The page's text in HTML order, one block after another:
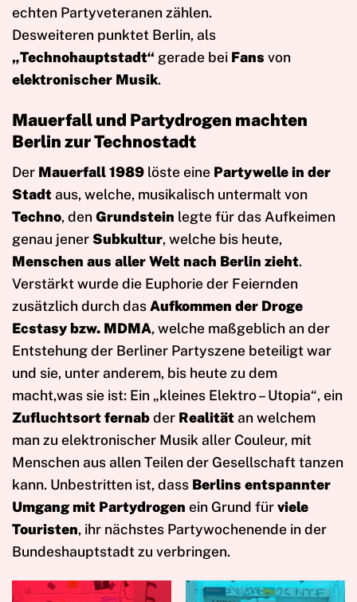
echten Partyveteranen zählen.
Desweiteren punktet Berlin, als
„Technohauptstadt“ gerade bei Fans von
elektronischer Musik.
Mauerfall und Partydrogen machten
Berlin zur Technostadt
Der Mauerfall 1989 löste eine Partywelle in der
Stadtaus, welche, musikalisch untermalt von
Techno, denGrundstein legte für das Aufkeimen
genau jenerSubkultur, welche bis heute,
Menschen aus aller Welt nach Berlin zieht.
Verstärkt wurde die Euphorie der Feiernden
zusätzlich durch dasAufkommen der Droge
Ecstasy bzw. MDMA, welche maßgeblich an der
Entstehung der Berliner Partyszene beteiligt war
und sie, unter anderem, bis heute zu dem
macht,was sie ist: Ein „kleines Elektro – Utopia“, ein
Zufluchtsortfernabder Realitätan welchem
man zu elektronischer Musik aller Couleur, mit
Menschen aus allen Teilen der Gesellschaft tanzen
kann. Unbestritten ist, dass Berlins entspannter
Umgang mit Partydrogen ein Grund fürviele
Touristen, ihr nächstes Partywochenende in der
Bundeshauptstadt zu verbringen.